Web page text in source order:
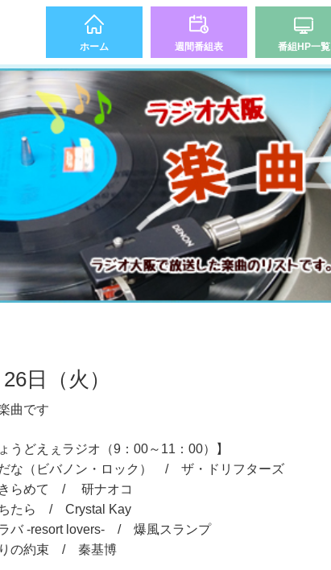
ホーム 週間番組表 番組HP一覧
日（火）
曲です
うどえぇラジオ（9：00～11：00）】
（ビバノン・ロック） / ザ・ドリフターズ
らめて / 研ナオコ
たら / Crystal Kay
バ -resort lovers- / 爆風スランプ
の約束 / 秦基博